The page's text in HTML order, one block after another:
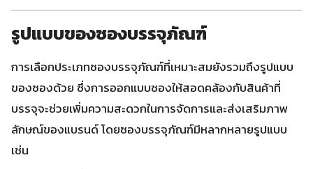
รูปแบบของซองบรรจุภัณฑ์
การเลือกประเภทซองบรรจุภัณฑ์ที่เหมาะสมยังรวมถึงรูปแบบ
ของซองด้วย ซึ่งการออกแบบซองให้สอดคล้องกับสินค้าที่
บรรจุจะช่วยเพิ่มความสะดวกในการจัดการและส่งเสริมภาพ
ลักษณ์ของแบรนด์ โดยซองบรรจุภัณฑ์มีหลากหลายรูปแบบ
เช่น